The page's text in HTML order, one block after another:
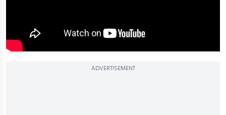
ADVERTISEMENT